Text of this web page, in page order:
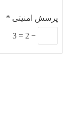
پرسش امنیتی *
−
2
=
3